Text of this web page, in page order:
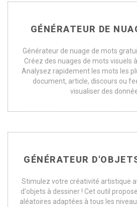
GÉNÉRATEUR DE
Générateur de nuage de mots
Créez des nuages de mots visuels
Analysez rapidement les mots les
document, article, discours ou
visualiser des
GÉNÉRATEUR
Stimulez votre créativité artistique
d'objets à dessiner ! Cet outil
aléatoires adaptées à tous les